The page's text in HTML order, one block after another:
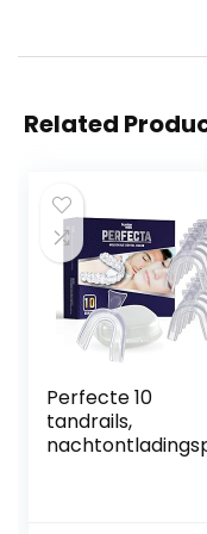
Related
Perfecte 10
tandrails,